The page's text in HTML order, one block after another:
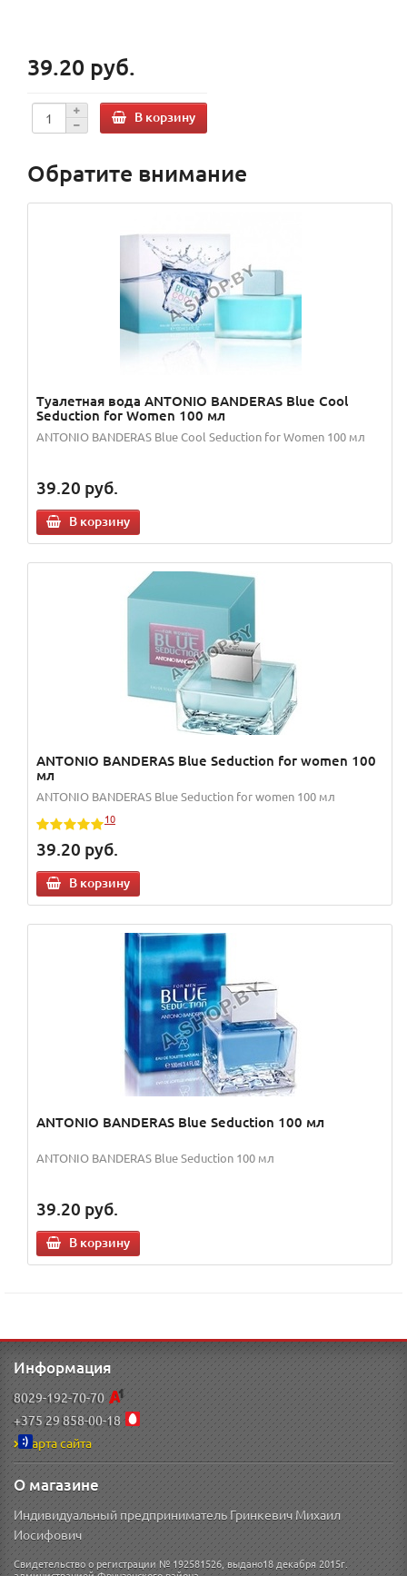
39.20 руб.
В корзину
Обратите внимание
Туалетная вода ANTONIO BANDERAS Blue Cool
Seduction for Women 100 мл
ANTONIO BANDERAS Blue Cool Seduction for Women 100 мл
39.20 руб.
В корзину
ANTONIO BANDERAS Blue Seduction for women 100
мл
ANTONIO BANDERAS Blue Seduction for women 100 мл
10
39.20 руб.
В корзину
ANTONIO BANDERAS Blue Seduction 100 мл
ANTONIO BANDERAS Blue Seduction 100 мл
39.20 руб.
В корзину
Информация
8029-192-70-70
+375 29 858-00-18
Карта сайта
О магазине
Индивидуальный предприниматель Гринкевич Михаил
Иосифович
Свидетельство о регистрации № 192581526, выдано18 декабря 2015г.